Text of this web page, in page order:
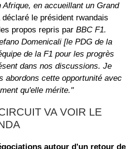
en accueillant un Grand
déclaré le président rwandais
propos repris par BBC F1.
Domenicali [le PDG de la
de la F1 pour les progrès
dans nos discussions. Je
abordons cette opportunité avec
qu'elle mérite."
VA VOIR LE
autour d'un retour de